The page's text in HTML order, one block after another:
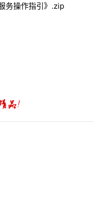
务操作指引》.zip